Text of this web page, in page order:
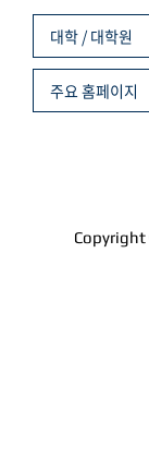
대학 / 대학원
주요 홈페이지